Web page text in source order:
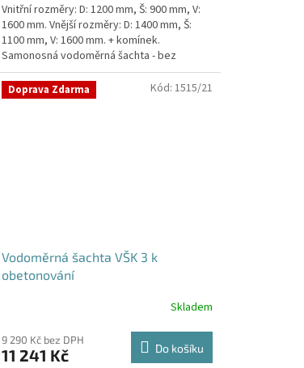
z
5
hvězdiček.
Vnitřní rozměry: D: 1200 mm, Š: 900 mm, V:
1600 mm. Vnější rozměry: D: 1400 mm, Š:
1100 mm, V: 1600 mm. + komínek.
Samonosná vodoměrná šachta - bez
obetonováníStandardní...
Doprava Zdarma
Vodoměrná šachta VŠK 3 k
obetonování
Skladem
9 290 Kč bez DPH
11 241 Kč Do košíku
Kód: 1515/21